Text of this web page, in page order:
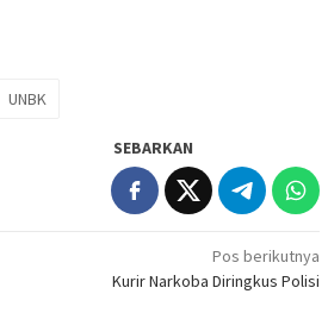
UNBK
SEBARKAN
Pos berikutnya
Kurir Narkoba Diringkus Polisi